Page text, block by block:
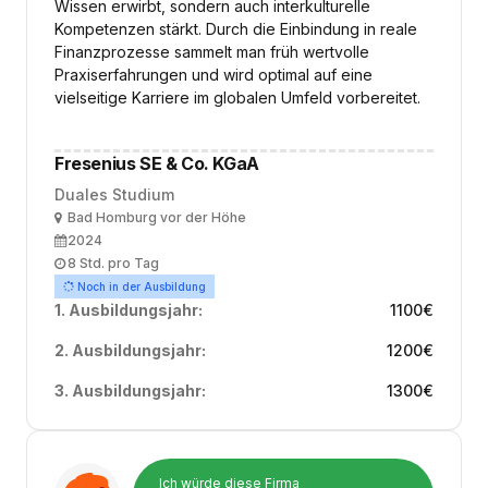
Wissen erwirbt, sondern auch interkulturelle
Kompetenzen stärkt. Durch die Einbindung in reale
Finanzprozesse sammelt man früh wertvolle
Praxiserfahrungen und wird optimal auf eine
vielseitige Karriere im globalen Umfeld vorbereitet.
Fresenius SE & Co. KGaA
Duales Studium
OrtBad Homburg vor der Höhe
Ausbildungsbeginn
2024
Arbeitszeit
8 Std. pro Tag
Noch in der Ausbildung
1. Ausbildungsjahr: 1100€
2. Ausbildungsjahr: 1200€
3. Ausbildungsjahr: 1300€
Ich würde diese Firma